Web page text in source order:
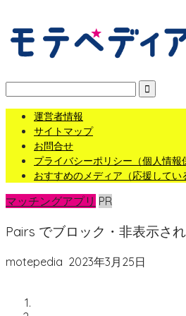
運営者情報
サイトマップ
お問合せ
プライバシーポリシー（個人情報
おすすめのメディア（応援してい
マッチングアプリ PR
Pairs でブロック・非表示さ
motepedia 2023年3月25日